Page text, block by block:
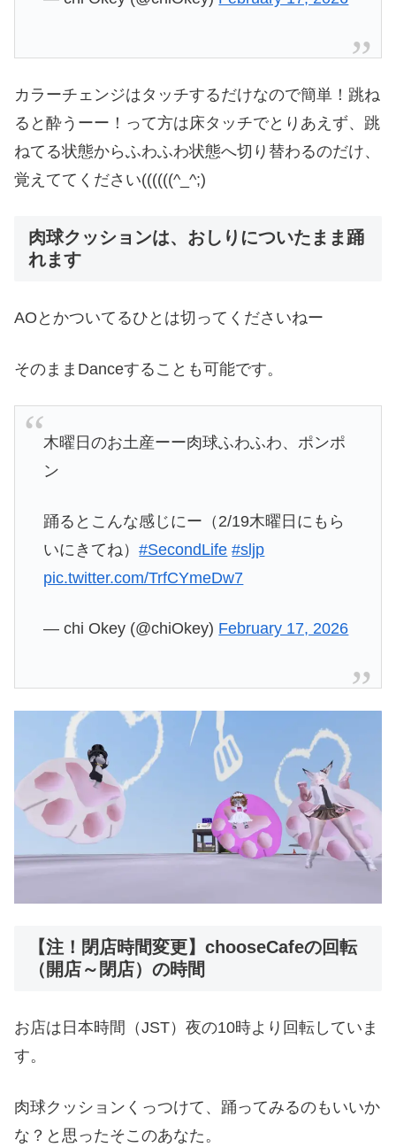
カラーチェンジはタッチするだけなので簡単！跳ね
ると酔うーー！って方は床タッチでとりあえず、跳
ねてる状態からふわふわ状態へ切り替わるのだけ、
覚えててください((((((^_^;)
肉球クッションは、おしりについたまま踊
れます
AOとかついてるひとは切ってくださいねー
そのままDanceすることも可能です。
木曜日のお土産ーー肉球ふわふわ、ポンポ
ン
踊るとこんな感じにー（2/19木曜日にもら
いにきてね）#SecondLife #sljp
pic.twitter.com/TrfCYmeDw7
— chi Okey (@chiOkey) February 17, 2026
【注！閉店時間変更】chooseCafeの回転
（開店～閉店）の時間
お店は日本時間（JST）夜の10時より回転していま
す。
肉球クッションくっつけて、踊ってみるのもいいか
な？と思ったそこのあなた。